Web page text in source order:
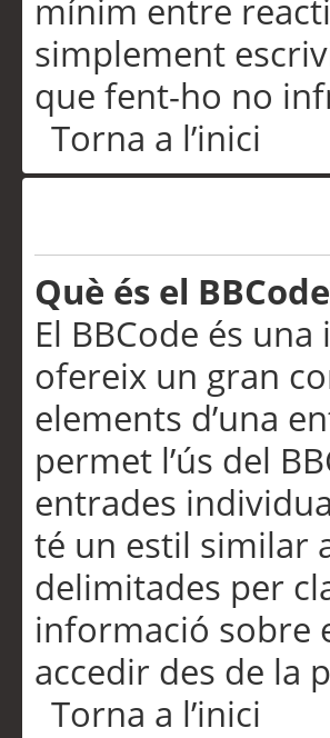
mínim entre
simplement
que fent-ho no
Torna a l’inici
Què és el
El BBCode és
ofereix un gran
elements d’una
permet l’ús del
entrades
té un estil similar
delimitades per
informació sobre
accedir des de la
Torna a l’inici